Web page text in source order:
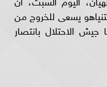
نتنياهو يسعى للخروج من
الاحتلال بانتصار